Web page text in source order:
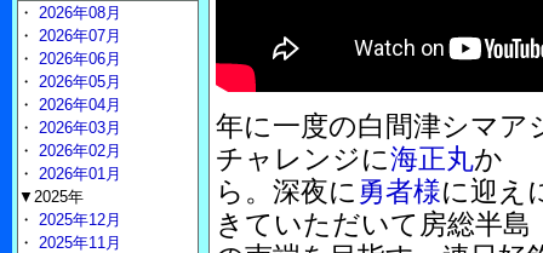
年に一度の白間津シマア
チャレンジに海正丸か
ら。深夜に 勇者様に迎え
きていただいて房総半島
・ 2026年08月
・ 2026年07月
・ 2026年06月
・ 2026年05月
・ 2026年04月
・ 2026年03月
・ 2026年02月
・ 2026年01月
▼2025年
・ 2025年12月
・ 2025年11月